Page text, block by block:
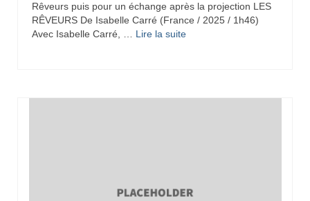
Rêveurs puis pour un échange après la projection LES
RÊVEURS De Isabelle Carré (France / 2025 / 1h46)
Avec Isabelle Carré, … Lire la suite­­